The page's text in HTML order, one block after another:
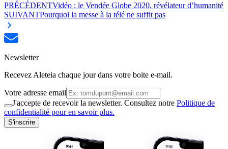
PRÉCÉDENTVidéo : le Vendée Globe 2020, révélateur d’humanité
SUIVANTPourquoi la messe à la télé ne suffit pas
Newsletter
Recevez Aleteia chaque jour dans votre boite e-mail.
Votre adresse email
J'accepte de recevoir la newsletter. Consultez notre Politique de
confidentialité pour en savoir plus.
S'inscrire